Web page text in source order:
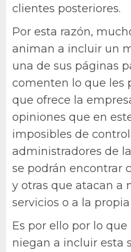
clientes posteriores.
Por esta razón,
animan a incluir un
una de sus páginas
comenten lo que les
que ofrece la
opiniones que en
imposibles de
administradores de
se podrán encontrar
y otras que atacan a
servicios o a la
Es por ello por lo
niegan a incluir esta